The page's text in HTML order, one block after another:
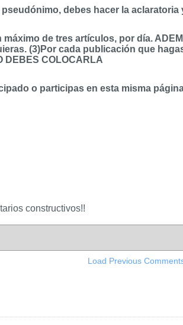
debes hacer la
de tres artículos, por día.
(3)Por cada publicación que
DEBES COLOCARLA
o participas en esta misma
constructivos!!
Load Previous